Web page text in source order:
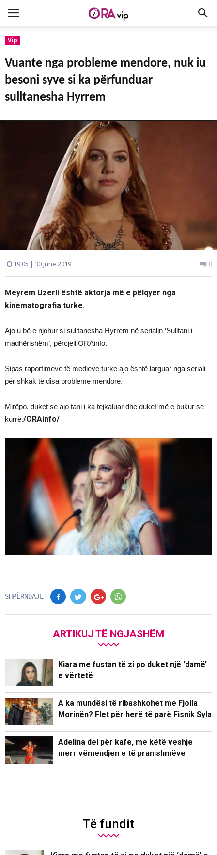
Vip
Vuante nga probleme mendore, nuk iu
besoni syve si ka përfunduar
sulltanesha Hyrrem
19:05 | 30 June 2019 0
Meyrem Uzerli është aktorja më e pëlqyer nga
kinematografia turke.
Ajo u bë e njohur si sulltanesha Hyrrem në serialin ‘Sulltani i
madhërishëm’, përcjell ORAinfo.
Sipas raportimeve të medieve turke ajo është larguar nga seriali
për shkak të disa probleme mendore.
Mirëpo, duket se ajo tani i ka tejkaluar dhe duket më e bukur se
kurrë./ORAinfo/
SHPËRNDAJE
ARTIKUJ TË NGJASHËM
Kiara me fustan të zi po duket një ‘damë’
e vërtetë
A ka mundësi të ribashkohet me Fjolla
Morinën? Flet për herë të parë Fisnik Syla
Adelina del për kafe, me këtë veshje
merr vëmendjen e të pranishmëve
Të fundit